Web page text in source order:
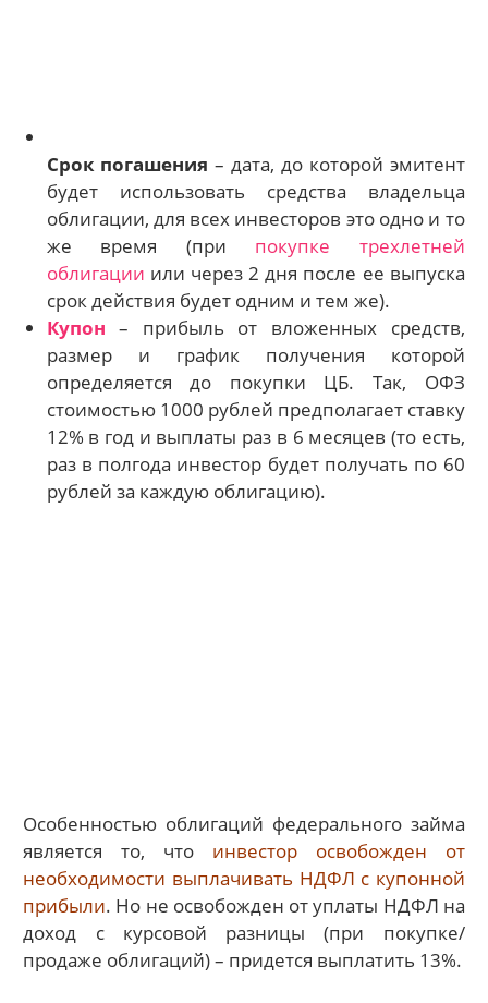
Срок погашения – дата, до которой эмитент
будет использовать средства владельца
облигации, для всех инвесторов это одно и то
же время (при покупке трехлетней
облигации или через 2 дня после ее выпуска
срок действия будет одним и тем же).
Купон – прибыль от вложенных средств,
размер и график получения которой
определяется до покупки ЦБ. Так, ОФЗ
стоимостью 1000 рублей предполагает ставку
12% в год и выплаты раз в 6 месяцев (то есть,
раз в полгода инвестор будет получать по 60
рублей за каждую облигацию).
Особенностью облигаций федерального займа
является то, что инвестор освобожден от
необходимости выплачивать НДФЛ с купонной
прибыли. Но не освобожден от уплаты НДФЛ на
доход с курсовой разницы (при покупке/
продаже облигаций) – придется выплатить 13%.